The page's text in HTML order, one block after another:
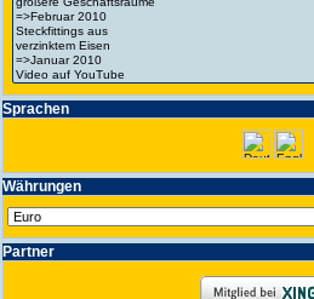
Spra­chen
Wäh­run­gen
Partner